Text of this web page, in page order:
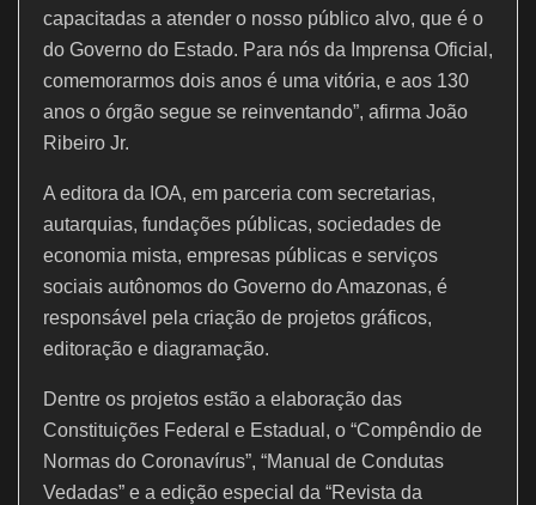
capacitadas a atender o nosso público alvo, que é o
do Governo do Estado. Para nós da Imprensa Oficial,
comemorarmos dois anos é uma vitória, e aos 130
anos o órgão segue se reinventando”, afirma João
Ribeiro Jr.
A editora da IOA, em parceria com secretarias,
autarquias, fundações públicas, sociedades de
economia mista, empresas públicas e serviços
sociais autônomos do Governo do Amazonas, é
responsável pela criação de projetos gráficos,
editoração e diagramação.
Dentre os projetos estão a elaboração das
Constituições Federal e Estadual, o “Compêndio de
Normas do Coronavírus”, “Manual de Condutas
Vedadas” e a edição especial da “Revista da